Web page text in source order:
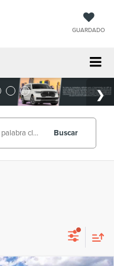
GUARDADO
Buscar